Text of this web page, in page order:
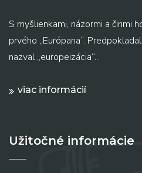
S myšlienkami, názormi a činmi
prvého „Európana“.
nazval „europeizácia“...
viac informácií
Užitočné informácie